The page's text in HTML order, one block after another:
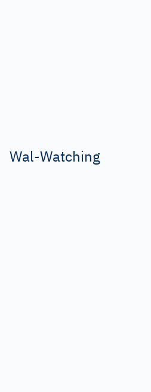
Wal-Watching